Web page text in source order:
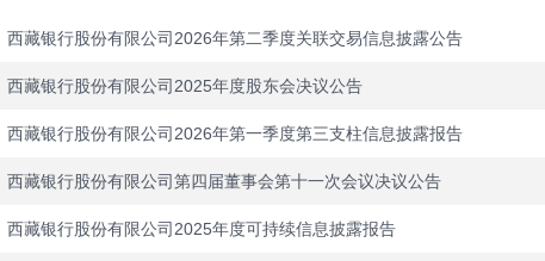
西藏银行股份有限公司2026年第二季度关联交易信息披露公告
西藏银行股份有限公司2025年度股东会决议公告
西藏银行股份有限公司2026年第一季度第三支柱信息披露报告
西藏银行股份有限公司第四届董事会第十一次会议决议公告
西藏银行股份有限公司2025年度可持续信息披露报告